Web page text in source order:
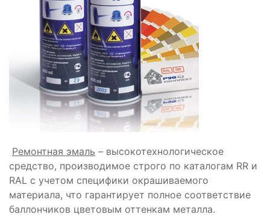
Ремонтная эмаль – высокотехнологическое
средство, производимое строго по каталогам RR и
RAL с учетом специфики окрашиваемого
материала, что гарантирует полное соответствие
баллончиков цветовым оттенкам металла.